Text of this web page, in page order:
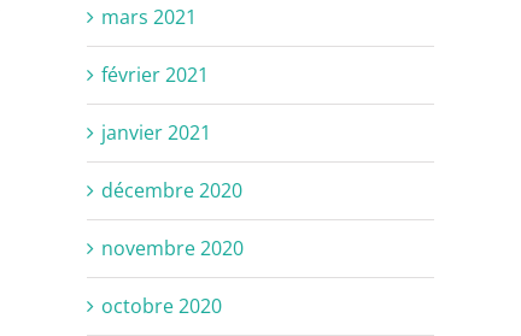
mars 2021
février 2021
janvier 2021
décembre 2020
novembre 2020
octobre 2020